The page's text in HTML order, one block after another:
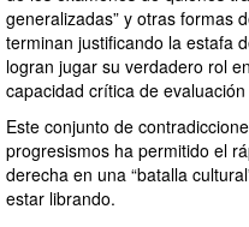
generalizadas” y otras formas
terminan justificando la estafa
logran jugar su verdadero rol
capacidad crítica de
Este conjunto de
progresismos ha permitido el
derecha en una “batalla
estar librando.